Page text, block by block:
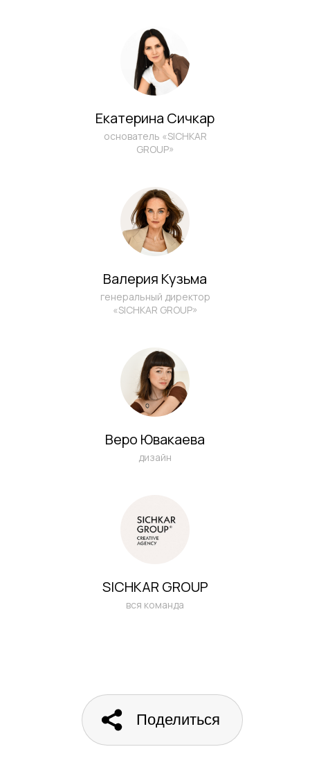
Екатерина Сичкар
основатель «SICHKAR
GROUP»
Валерия Кузьма
генеральный директор
«SICHKAR GROUP»
Веро Ювакаева
дизайн
SICHKAR GROUP
вся команда
Поделиться
info@sichkargroup.com
ОТПРАВИТЬ